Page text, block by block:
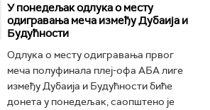
У понедељак одлука о месту
одигравања меча између Дубаија и
Будућности
Одлука о месту одигравања првог
меча полуфинала плеј-офа АБА лиге
између Дубаија и Будућности биће
донета у понедељак, саопштено је